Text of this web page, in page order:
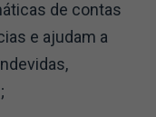
de contas
e ajudam a